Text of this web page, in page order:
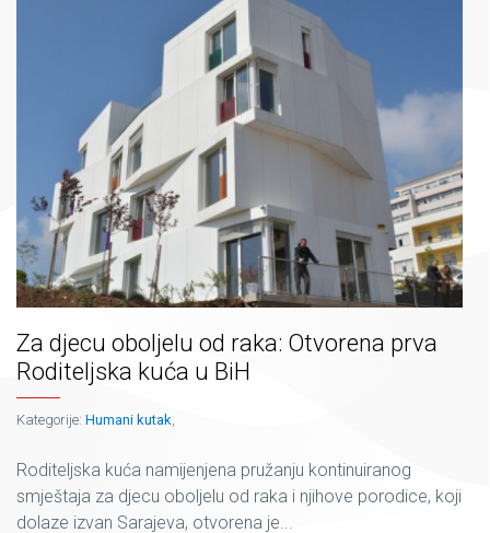
Za djecu oboljelu od raka: Otvorena prva
Roditeljska kuća u BiH
Kategorije: Humani kutak,
Roditeljska kuća namijenjena pružanju kontinuiranog
smještaja za djecu oboljelu od raka i njihove porodice, koji
dolaze izvan Sarajeva, otvorena je...